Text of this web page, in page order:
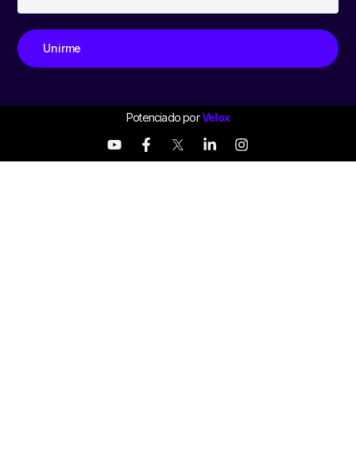
Unirme
Potenciado porVelox